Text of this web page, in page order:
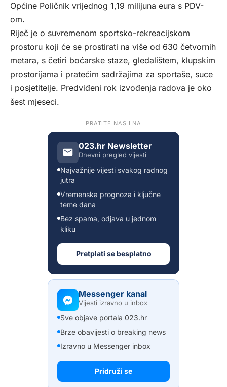
Općine Poličnik vrijednog 1,19 milijuna eura s PDV-
om.
Riječ je o suvremenom sportsko-rekreacijskom
prostoru koji će se prostirati na više od 630 četvornih
metara, s četiri boćarske staze, gledalištem, klupskim
prostorijama i pratećim sadržajima za sportaše, suce
i posjetitelje. Predviđeni rok izvođenja radova je oko
šest mjeseci.
PRATITE NAS I NA
023.hr Newsletter
Dnevni pregled vijesti
Najvažnije vijesti svakog radnog
jutra
Vremenska prognoza i ključne
teme dana
Bez spama, odjava u jednom
kliku
Pretplati se besplatno
Messenger kanal
Vijesti izravno u inbox
Sve objave portala 023.hr
Brze obavijesti o breaking news
Izravno u Messenger inbox
Pridruži se